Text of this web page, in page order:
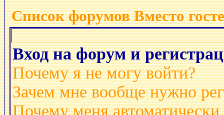
Список форумов Вместо
Вход на форум и
Почему я не могу войти?
Зачем мне вообще нужно
Почему меня автоматически